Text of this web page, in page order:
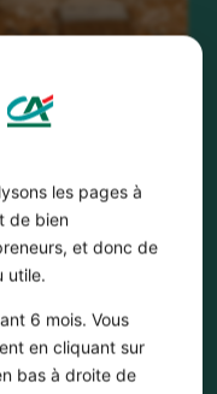
les pages à
de bien
et donc de
utile.
6 mois. Vous
en cliquant sur
bas à droite de